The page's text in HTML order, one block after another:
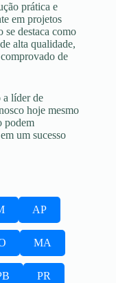
prática e
em projetos
destaca como
alta qualidade,
de
a líder de
hoje mesmo
podem
um sucesso
AP
MA
PR